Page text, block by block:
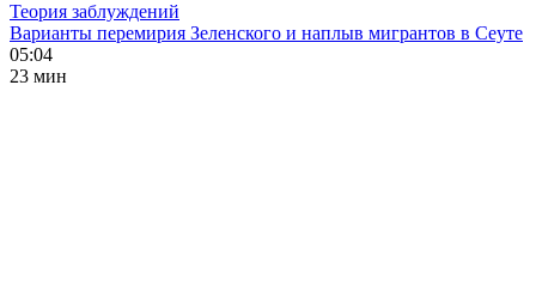
Теория заблуждений
Варианты перемирия Зеленского и наплыв мигрантов в Сеуте
05:04
23 мин